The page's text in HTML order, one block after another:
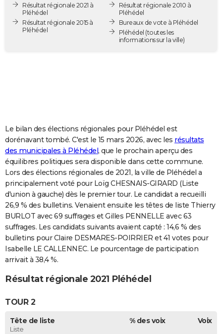
Destinations
City break
Voyage nature
Voyage de noces
Forum
PHOTO
GUIDES D'ACHAT
COPAINS D'AVANT
S'inscrire
Se connecter
Lycées
Collèges
Primaires
Universités
Entreprises
Service militaire
Avis de recherche
AVIS DE DÉCÈS
FORUM
Bricolage
Lifestyle
Culture
Sport
Auto
Television
Voyage
Cinema
Résultat régionale 2021 à
Pléhédel
Résultat régionale 2015 à
Pléhédel
Résultat régionale 2010 à
Pléhédel
Bureaux de vote à Pléhédel
Pléhédel (toutes les
informations sur la ville)
Le bilan des élections régionales pour Pléhédel est
dorénavant tombé. C'est le 15 mars 2026, avec les résultats
des municipales à Pléhédel, que le prochain aperçu des
équilibres politiques sera disponible dans cette commune.
Lors des élections régionales de 2021, la ville de Pléhédel a
principalement voté pour Loïg CHESNAIS-GIRARD (Liste
d'union à gauche) dès le premier tour. Le candidat a recueilli
26,9 % des bulletins. Venaient ensuite les têtes de liste Thierry
BURLOT avec 69 suffrages et Gilles PENNELLE avec 63
suffrages. Les candidats suivants avaient capté : 14,6 % des
bulletins pour Claire DESMARES-POIRRIER et 41 votes pour
Isabelle LE CALLENNEC. Le pourcentage de participation
arrivait à 38,4 %.
Résultat régionale 2021 Pléhédel
TOUR 2
Tête de liste
Liste
% des voix Voix